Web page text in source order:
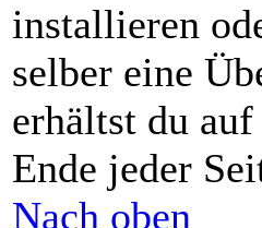
installieren
selber eine
erhältst du
Ende jeder
Nach oben